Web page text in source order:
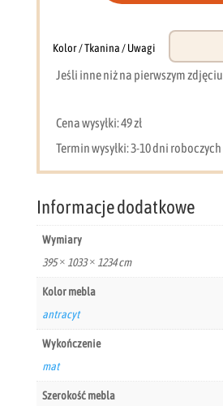
antracyt
złoty
Kolor / Tkanina / Uwagi
Jeśli inne niż na pierwszym zdjęciu
Cena wysyłki: 49 zł
Termin wysyłki: 3-10 dni roboczych
Informacje dodatkowe
Wymiary
395 × 1033 × 1234 cm
Kolor mebla
antracyt
Wykończenie
mat
Szerokość mebla